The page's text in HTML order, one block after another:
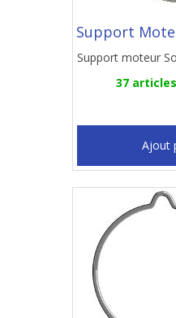
Support
Support moteur
37
Ajout